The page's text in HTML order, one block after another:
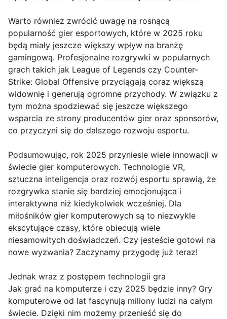
Warto również zwrócić uwagę na rosnącą
popularność gier esportowych, które w 2025 roku
będą miały jeszcze większy wpływ na branżę
gamingową. Profesjonalne rozgrywki w popularnych
grach takich jak League of Legends czy Counter-
Strike: Global Offensive przyciągają coraz większą
widownię i generują ogromne przychody. W związku z
tym można spodziewać się jeszcze większego
wsparcia ze strony producentów gier oraz sponsorów,
co przyczyni się do dalszego rozwoju esportu.
Podsumowując, rok 2025 przyniesie wiele innowacji w
świecie gier komputerowych. Technologie VR,
sztuczna inteligencja oraz rozwój esportu sprawią, że
rozgrywka stanie się bardziej emocjonująca i
interaktywna niż kiedykolwiek wcześniej. Dla
miłośników gier komputerowych są to niezwykle
ekscytujące czasy, które obiecują wiele
niesamowitych doświadczeń. Czy jesteście gotowi na
nowe wyzwania? Zaczynamy przygodę już teraz!
Jednak wraz z postępem technologii gra
Jak grać na komputerze i czy 2025 będzie inny? Gry
komputerowe od lat fascynują miliony ludzi na całym
świecie. Dzięki nim możemy przenieść się do